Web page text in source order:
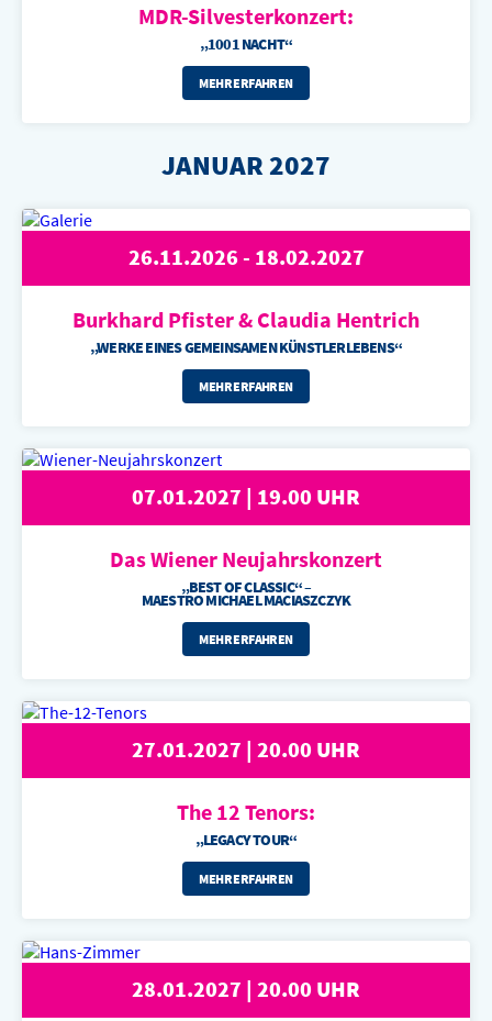
MDR-Silvesterkonzert:
„1001 NACHT“
MEHR ERFAHREN
JANUAR 2027
26.11.2026 - 18.02.2027
Burkhard Pfister & Claudia Hentrich
„WERKE EINES GEMEINSAMEN KÜNSTLERLEBENS“
MEHR ERFAHREN
07.01.2027 | 19.00 UHR
Das Wiener Neujahrskonzert
„BEST OF CLASSIC“ –
MAESTRO MICHAEL MACIASZCZYK
MEHR ERFAHREN
27.01.2027 | 20.00 UHR
The 12 Tenors:
„LEGACY TOUR“
MEHR ERFAHREN
28.01.2027 | 20.00 UHR